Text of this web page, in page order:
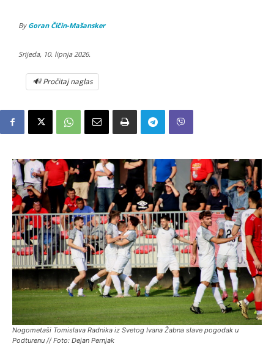
By Goran Čičin-Mašansker
Srijeda, 10. lipnja 2026.
🔊 Pročitaj naglas
Nogometaši Tomislava Radnika iz Svetog Ivana Žabna slave pogodak u
Podturenu // Foto: Dejan Pernjak